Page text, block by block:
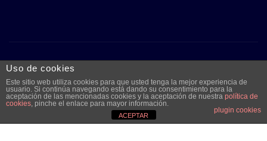
Copyright © 2026 | Funciona conWordPress|Frankfurt
Newspor ThemeArile
Aviso legal y
Publicidad Contacto
Uso de cookies
Este sitio web utiliza cookies para que usted tenga la mejor experiencia de
usuario. Si continúa navegando está dando su consentimiento para la
aceptación de las mencionadas cookies y la aceptación de nuestra política de
cookies, pinche el enlace para mayor información.
plugin cookies
ACEPTAR